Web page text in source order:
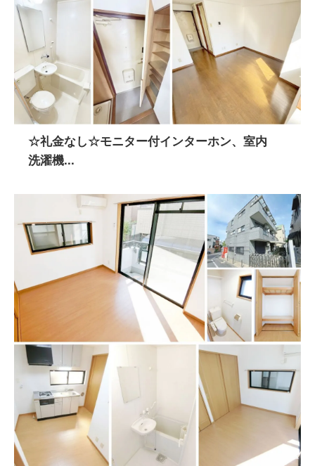
☆礼金なし☆モニター付インターホン、室内
洗濯機...